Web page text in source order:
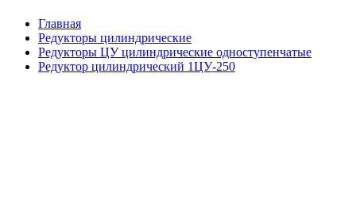
Главная
Редукторы цилиндрические
Редукторы ЦУ цилиндрические одноступенчатые
Редуктор цилиндрический 1ЦУ-250